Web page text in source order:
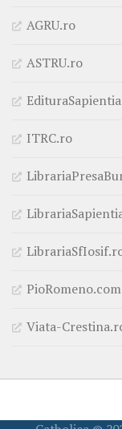
AGRU.ro
ASTRU.ro
ITRC.ro
PioRomeno.com
Viata-